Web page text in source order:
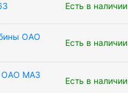
Есть в наличии
ОАО
Есть в наличии
ОАО МАЗ
Есть в наличии